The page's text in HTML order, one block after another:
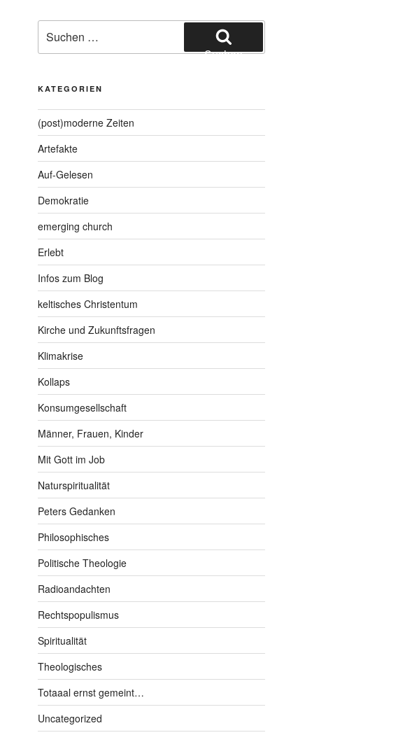
nach:
Suchen
KATEGORIEN
(post)moderne Zeiten
Artefakte
Auf-Gelesen
Demokratie
emerging church
Erlebt
Infos zum Blog
keltisches Christentum
Kirche und Zukunftsfragen
Klimakrise
Kollaps
Konsumgesellschaft
Männer, Frauen, Kinder
Mit Gott im Job
Naturspiritualität
Peters Gedanken
Philosophisches
Politische Theologie
Radioandachten
Rechtspopulismus
Spiritualität
Theologisches
Totaaal ernst gemeint…
Uncategorized